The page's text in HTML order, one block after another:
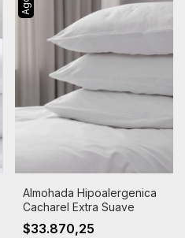
Almohada Hipoalergenica
Cacharel Extra Suave
$33.870,25